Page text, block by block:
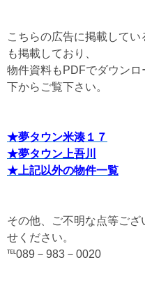
こちらの広告に掲載して
も掲載しており、
物件資料もPDFでダウン
下からご覧下さい。
★夢タウン米湊１７
★夢タウン上吾川
★上記以外の物件一覧
その他、ご不明な点等ご
せください。
℡089－983－0020